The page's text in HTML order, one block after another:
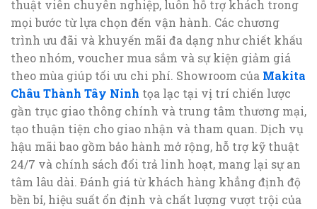
thuật viên chuyên nghiệp, luôn hỗ trợ khách trong
mọi bước từ lựa chọn đến vận hành. Các chương
trình ưu đãi và khuyến mãi đa dạng như chiết khấu
theo nhóm, voucher mua sắm và sự kiện giảm giá
theo mùa giúp tối ưu chi phí. Showroom của Makita
Châu Thành Tây Ninh tọa lạc tại vị trí chiến lược
gần trục giao thông chính và trung tâm thương mại,
tạo thuận tiện cho giao nhận và tham quan. Dịch vụ
hậu mãi bao gồm bảo hành mở rộng, hỗ trợ kỹ thuật
24/7 và chính sách đổi trả linh hoạt, mang lại sự an
tâm lâu dài. Đánh giá từ khách hàng khẳng định độ
bền bỉ, hiệu suất ổn định và chất lượng vượt trội của